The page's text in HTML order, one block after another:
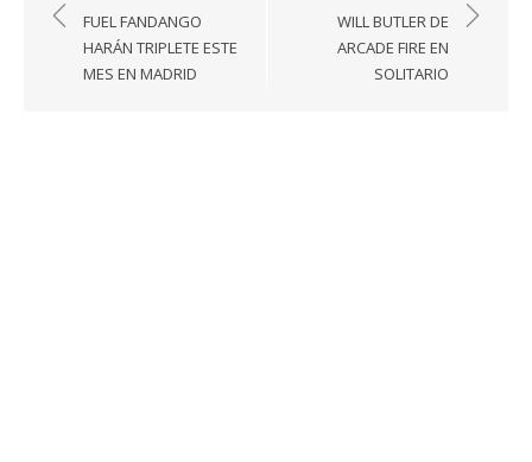
de
entradas
FUEL FANDANGO
HARÁN TRIPLETE ESTE
MES EN MADRID
WILL BUTLER DE
ARCADE FIRE EN
SOLITARIO